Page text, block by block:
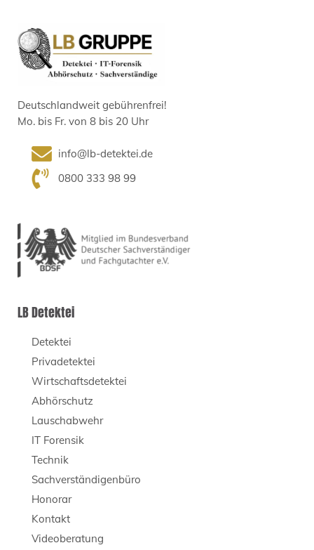
Deutschlandweit gebührenfrei!
Mo. bis Fr. von 8 bis 20 Uhr
info@lb-detektei.de
0800 333 98 99
LB Detektei
Detektei
Privadetektei
Wirtschaftsdetektei
Abhörschutz
Lauschabwehr
IT Forensik
Technik
Sachverständigenbüro
Honorar
Kontakt
Videoberatung